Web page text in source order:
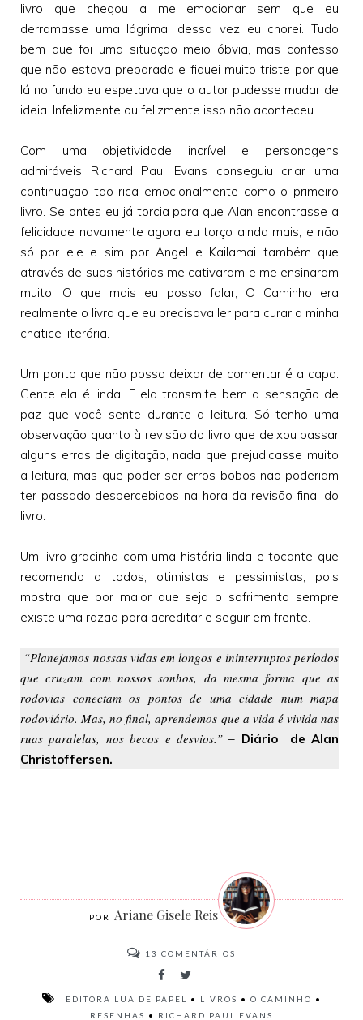
livro que chegou a me emocionar sem que eu
derramasse uma lágrima, dessa vez eu chorei. Tudo
bem que foi uma situação meio óbvia, mas confesso
que não estava preparada e fiquei muito triste por que
lá no fundo eu espetava que o autor pudesse mudar de
ideia. Infelizmente ou felizmente isso não aconteceu.
Com uma objetividade incrível e personagens
admiráveis Richard Paul Evans conseguiu criar uma
continuação tão rica emocionalmente como o primeiro
livro. Se antes eu já torcia para que Alan encontrasse a
felicidade novamente agora eu torço ainda mais, e não
só por ele e sim por Angel e Kailamai também que
através de suas histórias me cativaram e me ensinaram
muito. O que mais eu posso falar, O Caminho era
realmente o livro que eu precisava ler para curar a minha
chatice literária.
Um ponto que não posso deixar de comentar é a capa.
Gente ela é linda! E ela transmite bem a sensação de
paz que você sente durante a leitura. Só tenho uma
observação quanto à revisão do livro que deixou passar
alguns erros de digitação, nada que prejudicasse muito
a leitura, mas que poder ser erros bobos não poderiam
ter passado despercebidos na hora da revisão final do
livro.
Um livro gracinha com uma história linda e tocante que
recomendo a todos, otimistas e pessimistas, pois
mostra que por maior que seja o sofrimento sempre
existe uma razão para acreditar e seguir em frente.
“Planejamos nossas vidas em longos e ininterruptos períodos
que cruzam com nossos sonhos, da mesma forma que as
rodovias conectam os pontos de uma cidade num mapa
rodoviário. Mas, no final, aprendemos que a vida é vivida nas
ruas paralelas, nos becos e desvios.”– Diário de Alan
Christoffersen.
Ariane Gisele Reis
13 COMENTÁRIOS
EDITORA LUA DE PAPEL • LIVROS • O CAMINHO •
RESENHAS • RICHARD PAUL EVANS